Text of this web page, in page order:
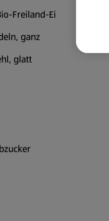
Freiland-Ei
ganz
glatt